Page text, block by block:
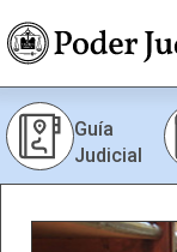
Guía
Judicial